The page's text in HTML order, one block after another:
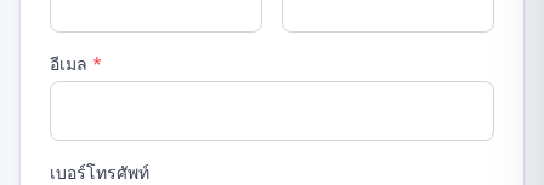
อีเมล *
เบอร์โทรศัพท์